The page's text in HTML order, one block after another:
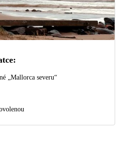
„Mallorca severu“